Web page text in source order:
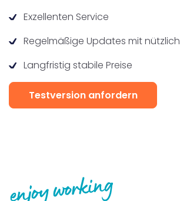
Exzellenten Service
Regelmäßige Updates mit
Langfristig stabile Preise
Testversion anfordern